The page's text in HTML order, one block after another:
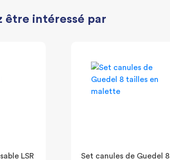
être intéressé par
LSR
Set canules de Guedel 8